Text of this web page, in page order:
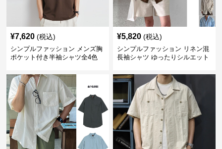
¥7,620 (税込)
シンプルファッション メンズ胸
ポケット付き半袖シャツ全4色
¥5,820 (税込)
シンプルファッション リネン混
長袖シャツ ゆったりシルエット